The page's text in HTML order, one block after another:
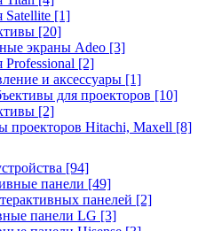
Satellite [1]
[20]
экраны Adeo [3]
Professional [2]
и аксессуары [1]
для проекторов [10]
[2]
проекторов Hitachi, Maxell [8]
[94]
панели [49]
панелей [2]
панели LG [3]